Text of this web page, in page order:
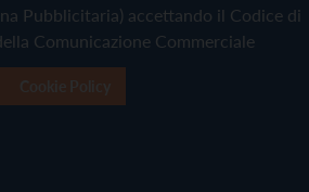
Pubblicitaria) accettando il Codice di
Comunicazione Commerciale